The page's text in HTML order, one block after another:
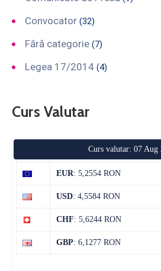
Convocator (32)
Fără categorie (7)
Legea 17/2014 (4)
Curs Valutar
Curs valutar: 07 Aug
EUR: 5,2554 RON
USD: 4,5584 RON
CHF: 5,6244 RON
GBP: 6,1277 RON